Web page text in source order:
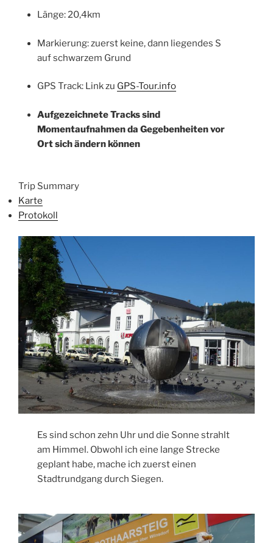
Länge: 20,4km
Markierung: zuerst keine, dann liegendes S
auf schwarzem Grund
GPS Track: Link zu GPS-Tour.info
Aufgezeichnete Tracks sind
Momentaufnahmen da Gegebenheiten vor
Ort sich ändern können
Trip Summary
Karte
Protokoll
Es sind schon zehn Uhr und die Sonne strahlt
am Himmel. Obwohl ich eine lange Strecke
geplant habe, mache ich zuerst einen
Stadtrundgang durch Siegen.